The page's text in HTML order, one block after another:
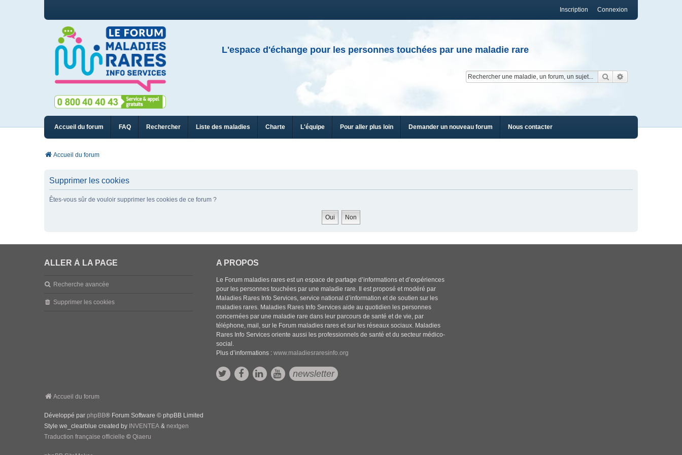
Connexion
Inscription
L'espace d'échange pour les personnes touchées par une maladie rare
Rechercher
Accueil du forum FAQ Rechercher Liste des maladies Charte L'équipe Pour aller plus loin Demander un nouveau forum Nous contacter
Accueil du forum
Supprimer les cookies
Êtes-vous sûr de vouloir supprimer les cookies de ce forum ?
ALLER À LA PAGE
Recherche avancée
Supprimer les cookies
A PROPOS
Le Forum maladies rares est un espace de partage d’informations et d’expériences
pour les personnes touchées par une maladie rare. Il est proposé et modéré par
Maladies Rares Info Services, service national d’information et de soutien sur les
maladies rares. Maladies Rares Info Services aide au quotidien les personnes
concernées par une maladie rare dans leur parcours de santé et de vie, par
téléphone, mail, sur le Forum maladies rares et sur les réseaux sociaux. Maladies
Rares Info Services oriente aussi les professionnels de santé et du secteur médico-
social.
Plus d’informations :www.maladiesraresinfo.org
newsletter
Accueil du forum
Développé par phpBB® Forum Software © phpBB Limited
Style we_clearblue created by INVENTEA & nextgen
Traduction française officielle © Qiaeru